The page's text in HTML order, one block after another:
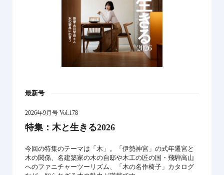
最新号
2026年9月号 Vol.178
特集：木と生きる2026
今回の特集のテーマは「木」。「伊勢神宮」の式年遷宮と
木の関係、名建築家の木の自邸や木工の匠の国・飛騨高山
へのファニチャーツーリズム、「木の名作椅子」カタログ